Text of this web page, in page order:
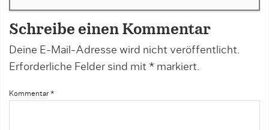
Schreibe einen Kommentar
Deine E-Mail-Adresse wird nicht veröffentlicht.
Erforderliche Felder sind mit * markiert.
Kommentar *